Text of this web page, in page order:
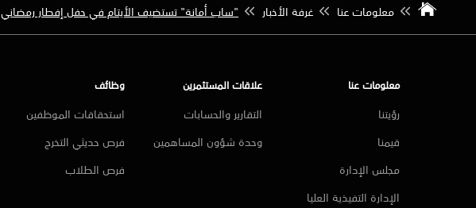
معلومات عنا غرفة الأخبار "ساب أمانة" تستضيف الأيتام في حفل إفطار رمضاني
معلومات عنا
رؤيتنا
قيمنا
مجلس الإدارة
الإدارة التفيذية العليا
علاقات المستثمرين
التقارير والحسابات
وحدة شؤون المساهمين
وظائف
استحقاقات الموظفين
فرص حديثي التخرج
فرص الطلاب